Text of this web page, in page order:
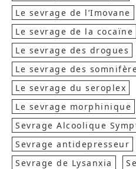
Le sevrage de l’Imovane
Le sevrage de la cocaïne
Le sevrage des drogues
Le sevrage des
Le sevrage du seroplex
Le sevrage morphinique
Sevrage Alcoolique
Sevrage antidepresseur
Sevrage de Lysanxia